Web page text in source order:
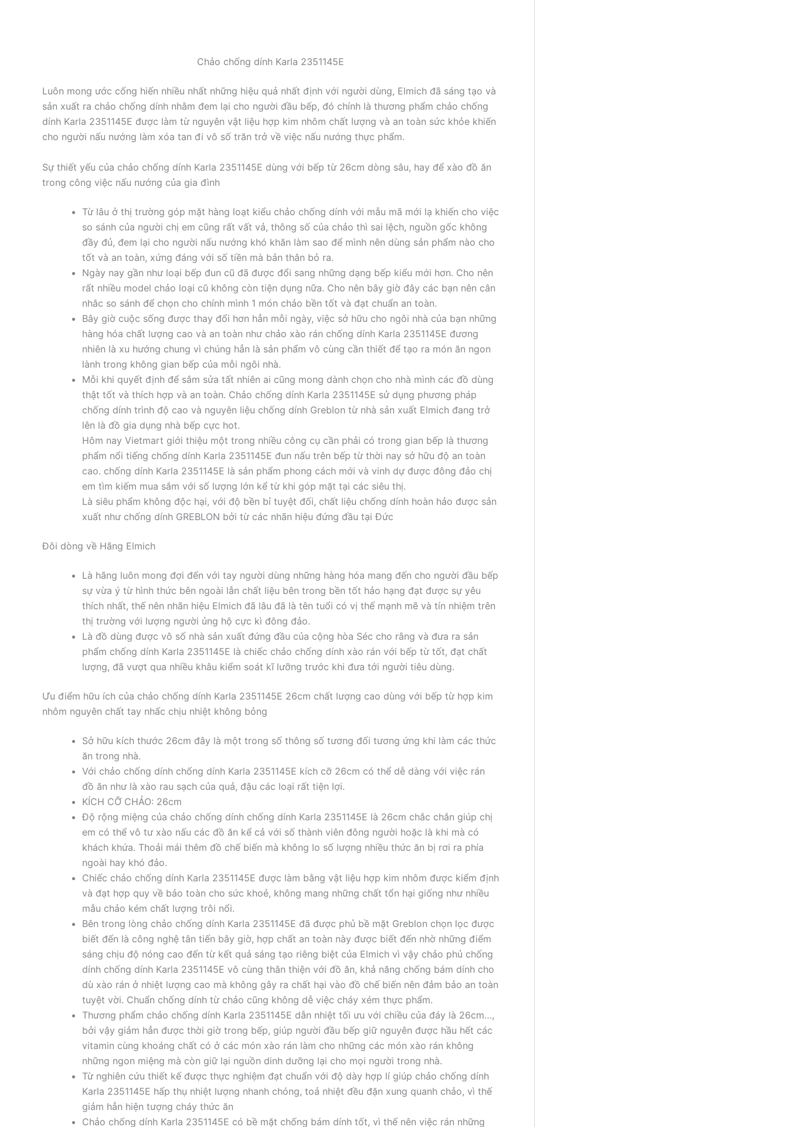
Chảo chống dính Karla 2351145E
Luôn mong ước cống hiến nhiều nhất những hiệu quả nhất định với người dùng, Elmich đã sáng tạo và
sản xuất ra chảo chống dính nhằm đem lại cho người đầu bếp, đó chính là thương phẩm chảo chống
dính Karla 2351145E được làm từ nguyên vật liệu hợp kim nhôm chất lượng và an toàn sức khỏe khiến
cho người nấu nướng làm xóa tan đi vô số trăn trở về việc nấu nướng thực phẩm.
Sự thiết yếu của chảo chống dính Karla 2351145E dùng với bếp từ 26cm dòng sâu, hay để xào đồ ăn
trong công việc nấu nướng của gia đình
Từ lâu ở thị trường góp mặt hàng loạt kiểu chảo chống dính với mẫu mã mới lạ khiến cho việc
so sánh của người chị em cũng rất vất vả, thông số của chảo thì sai lệch, nguồn gốc không
đầy đủ, đem lại cho người nấu nướng khó khăn làm sao để mình nên dùng sản phẩm nào cho
tốt và an toàn, xứng đáng với số tiền mà bản thân bỏ ra.
Ngày nay gần như loại bếp đun cũ đã được đổi sang những dạng bếp kiểu mới hơn. Cho nên
rất nhiều model chảo loại cũ không còn tiện dụng nữa. Cho nên bây giờ đây các bạn nên cân
nhắc so sánh để chọn cho chính mình 1 món chảo bền tốt và đạt chuẩn an toàn.
Bây giờ cuộc sống được thay đổi hơn hẳn mỗi ngày, việc sở hữu cho ngôi nhà của bạn những
hàng hóa chất lượng cao và an toàn như chảo xào rán chống dính Karla 2351145E đương
nhiên là xu hướng chung vì chúng hẳn là sản phẩm vô cùng cần thiết để tạo ra món ăn ngon
lành trong không gian bếp của mỗi ngôi nhà.
Mỗi khi quyết định để sắm sửa tất nhiên ai cũng mong dành chọn cho nhà mình các đồ dùng
thật tốt và thích hợp và an toàn. Chảo chống dính Karla 2351145E sử dụng phương pháp
chống dính trình độ cao và nguyên liệu chống dính Greblon từ nhà sản xuất Elmich đang trở
lên là đồ gia dụng nhà bếp cực hot.
Hôm nay Vietmart giới thiệu một trong nhiều công cụ cần phải có trong gian bếp là thương
phẩm nổi tiếng chống dính Karla 2351145E đun nấu trên bếp từ thời nay sở hữu độ an toàn
cao. chống dính Karla 2351145E là sản phẩm phong cách mới và vinh dự được đông đảo chị
em tìm kiếm mua sắm với số lượng lớn kể từ khi góp mặt tại các siêu thị.
Là siêu phẩm không độc hại, với độ bền bỉ tuyệt đối, chất liệu chống dính hoàn hảo được sản
xuất như chống dính GREBLON bởi từ các nhãn hiệu đứng đầu tại Đức
Đôi dòng về Hãng Elmich
Là hãng luôn mong đợi đến với tay người dùng những hàng hóa mang đến cho người đầu bếp
sự vừa ý từ hình thức bên ngoài lẫn chất liệu bên trong bền tốt hảo hạng đạt được sự yêu
thích nhất, thế nên nhãn hiệu Elmich đã lâu đã là tên tuổi có vị thế mạnh mẽ và tín nhiệm trên
thị trường với lượng người ủng hộ cực kì đông đảo.
Là đồ dùng được vô số nhà sản xuất đứng đầu của cộng hòa Séc cho rằng và đưa ra sản
phẩm chống dính Karla 2351145E là chiếc chảo chống dính xào rán với bếp từ tốt, đạt chất
lượng, đã vượt qua nhiều khâu kiểm soát kĩ lưỡng trước khi đưa tới người tiêu dùng.
Ưu điểm hữu ích của chảo chống dính Karla 2351145E 26cm chất lượng cao dùng với bếp từ hợp kim
nhôm nguyên chất tay nhấc chịu nhiệt không bỏng
Sở hữu kích thước 26cm đây là một trong số thông số tương đối tương ứng khi làm các thức
ăn trong nhà.
Với chảo chống dính chống dính Karla 2351145E kích cỡ 26cm có thể dễ dàng với việc rán
đồ ăn như là xào rau sạch của quả, đậu các loại rất tiện lợi.
KÍCH CỠ CHẢO: 26cm
Độ rộng miệng của chảo chống dính chống dính Karla 2351145E là 26cm chắc chắn giúp chị
em có thể vô tư xào nấu các đồ ăn kể cả với số thành viên đông người hoặc là khi mà có
khách khứa. Thoải mái thêm đồ chế biến mà không lo số lượng nhiều thức ăn bị rơi ra phía
ngoài hay khó đảo.
Chiếc chảo chống dính Karla 2351145E được làm bằng vật liệu hợp kim nhôm được kiểm định
và đạt hợp quy về bảo toàn cho sức khoẻ, không mang những chất tổn hại giống như nhiều
mẫu chảo kém chất lượng trôi nổi.
Bên trong lòng chảo chống dính Karla 2351145E đã được phủ bề mặt Greblon chọn lọc được
biết đến là công nghệ tân tiến bây giờ, hợp chất an toàn này được biết đến nhờ những điểm
sáng chịu độ nóng cao đến từ kết quả sáng tạo riêng biệt của Elmich vì vậy chảo phủ chống
dính chống dính Karla 2351145E vô cùng thân thiện với đồ ăn, khả năng chống bám dính cho
dù xào rán ở nhiệt lượng cao mà không gây ra chất hại vào đồ chế biến nên đảm bảo an toàn
tuyệt vời. Chuẩn chống dính từ chảo cũng không dễ việc cháy xém thực phẩm.
Thương phẩm chảo chống dính Karla 2351145E dẫn nhiệt tối ưu với chiều của đáy là 26cm…,
bởi vậy giảm hẳn được thời giờ trong bếp, giúp người đầu bếp giữ nguyên được hầu hết các
vitamin cùng khoáng chất có ở các món xào rán làm cho những các món xào rán không
những ngon miệng mà còn giữ lại nguồn dinh dưỡng lại cho mọi người trong nhà.
Từ nghiên cứu thiết kế được thực nghiệm đạt chuẩn với độ dày hợp lí giúp chảo chống dính
Karla 2351145E hấp thụ nhiệt lượng nhanh chóng, toả nhiệt đều đặn xung quanh chảo, vì thế
giảm hẳn hiện tượng cháy thức ăn
Chảo chống dính Karla 2351145E có bề mặt chống bám dính tốt, vì thế nên việc rán những